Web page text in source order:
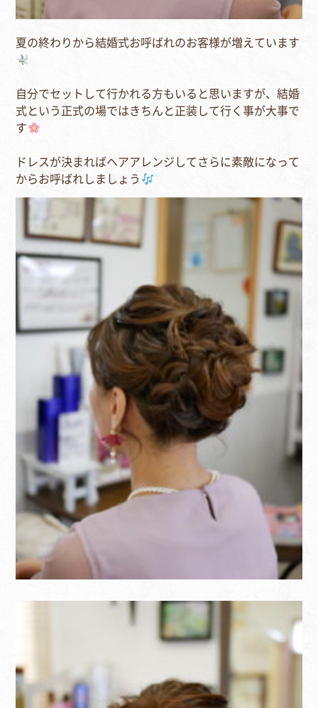
夏の終わりから結婚式お呼ばれのお客様が増えています
自分でセットして行かれる方もいると思いますが、結婚
式という正式の場ではきちんと正装して行く事が大事で
す
ドレスが決まればヘアアレンジしてさらに素敵になって
からお呼ばれしましょう